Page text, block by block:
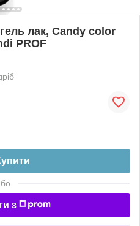
лак, Candy color
PROF
з